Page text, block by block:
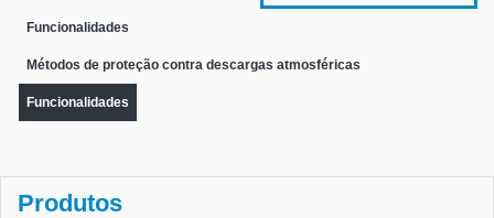
Funcionalidades
Métodos de proteção contra descargas atmosféricas
Funcionalidades
Produtos